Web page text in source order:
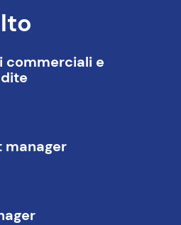
commerciali e
manager